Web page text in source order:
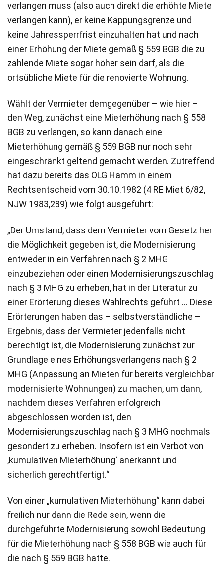
verlangen muss (also auch direkt die erhöhte Miete
verlangen kann), er keine Kappungsgrenze und
keine Jahressperrfrist einzuhalten hat und nach
einer Erhöhung der Miete gemäß § 559 BGB die zu
zahlende Miete sogar höher sein darf, als die
ortsübliche Miete für die renovierte Wohnung.
Wählt der Vermieter demgegenüber – wie hier –
den Weg, zunächst eine Mieterhöhung nach § 558
BGB zu verlangen, so kann danach eine
Mieterhöhung gemäß § 559 BGB nur noch sehr
eingeschränkt geltend gemacht werden. Zutreffend
hat dazu bereits das OLG Hamm in einem
Rechtsentscheid vom 30.10.1982 (4 RE Miet 6/82,
NJW 1983,289) wie folgt ausgeführt:
„Der Umstand, dass dem Vermieter vom Gesetz her
die Möglichkeit gegeben ist, die Modernisierung
entweder in ein Verfahren nach § 2 MHG
einzubeziehen oder einen Modernisierungszuschlag
nach § 3 MHG zu erheben, hat in der Literatur zu
einer Erörterung dieses Wahlrechts geführt … Diese
Erörterungen haben das – selbstverständliche –
Ergebnis, dass der Vermieter jedenfalls nicht
berechtigt ist, die Modernisierung zunächst zur
Grundlage eines Erhöhungsverlangens nach § 2
MHG (Anpassung an Mieten für bereits vergleichbar
modernisierte Wohnungen) zu machen, um dann,
nachdem dieses Verfahren erfolgreich
abgeschlossen worden ist, den
Modernisierungszuschlag nach § 3 MHG nochmals
gesondert zu erheben. Insofern ist ein Verbot von
‚kumulativen Mieterhöhung‘ anerkannt und
sicherlich gerechtfertigt.“
Von einer „kumulativen Mieterhöhung“ kann dabei
freilich nur dann die Rede sein, wenn die
durchgeführte Modernisierung sowohl Bedeutung
für die Mieterhöhung nach § 558 BGB wie auch für
die nach § 559 BGB hatte.